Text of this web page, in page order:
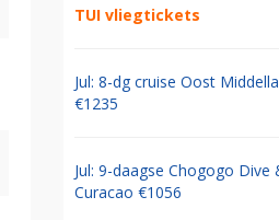
TUI vliegtickets
Jul: 8-dg cruise Oost
€1235
Jul: 9-daagse Chogogo Dive
Curacao €1056